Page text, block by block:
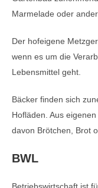
Marmelade oder
Der hofeigene
wenn es um die
Lebensmittel geht.
Bäcker finden sich
Hofläden. Aus
davon Brötchen, Brot
BWL